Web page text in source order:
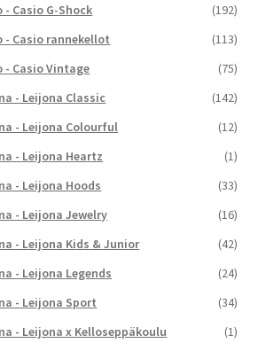
- Casio G-Shock
(192)
- Casio rannekellot
(113)
- Casio Vintage
(75)
- Leijona Classic
(142)
- Leijona Colourful
(12)
- Leijona Heartz
(1)
- Leijona Hoods
(33)
- Leijona Jewelry
(16)
- Leijona Kids & Junior
(42)
- Leijona Legends
(24)
- Leijona Sport
(34)
- Leijona x Kelloseppäkoulu
(1)